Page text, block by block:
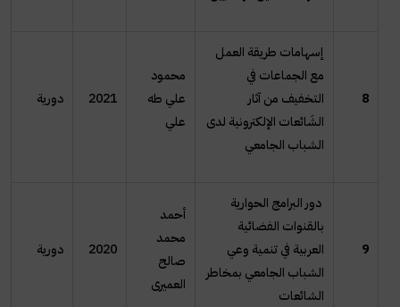
8
إسهامات طريقة العمل
مع الجماعات في
التخفيف من آثار
الشَائعات الإلكترونية لدى
الشباب الجامعي
محمود
علي طه
علي
2021 دورية
9
دور البرامج الحوارية
بالقنوات الفضائية
العربية في تنمية وعي
الشباب الجامعي بمخاطر
الشائعات
أحمد
محمد
صالح
العميرى
2020 دورية